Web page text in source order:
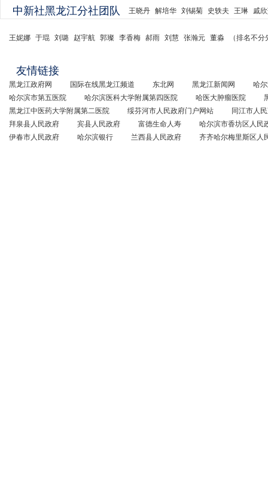
中新社黑龙江分社团队 王晓丹 解培华 刘锡菊 史轶夫 王琳 戚
王妮娜 于琨 刘璐 赵宇航 郭璨 李香梅 郝雨 刘慧 张瀚元 董淼 （排名不
友情链接
黑龙江政府网 国际在线黑龙江频道 东北网 黑龙江新闻网
哈
哈尔滨市第五医院
哈尔滨医科大学附属第四医院 哈医大肿瘤医院
黑龙江中医药大学附属第二医院
绥芬河市人民政府门户网站
同江市人
拜泉县人民政府
宾县人民政府 富德生命人寿
哈尔滨市香坊区人民
伊春市人民政府
哈尔滨银行 兰西县人民政府 齐齐哈尔梅里斯区人